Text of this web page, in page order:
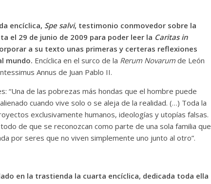
encíclica, Spe salvi, testimonio conmovedor sobre la
el 29 de junio de 2009 para poder leer la Caritas in
a su texto unas primeras y certeras reflexiones
mundo. Encíclica en el surco de la Rerum Novarum de León
Annus de Juan Pablo II.
“Una de las pobrezas más hondas que el hombre puede
cuando vive solo o se aleja de la realidad. (…) Toda la
exclusivamente humanos, ideologías y utopías falsas.
de que se reconozcan como parte de una sola familia que
por seres que no viven simplemente uno junto al otro”.
en la trastienda la cuarta encíclica, dedicada toda ella